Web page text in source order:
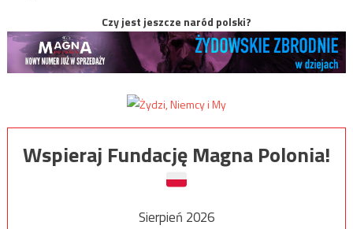
Czy jest jeszcze naród polski?
Wspieraj Fundację Magna Polonia!
Sierpień 2026